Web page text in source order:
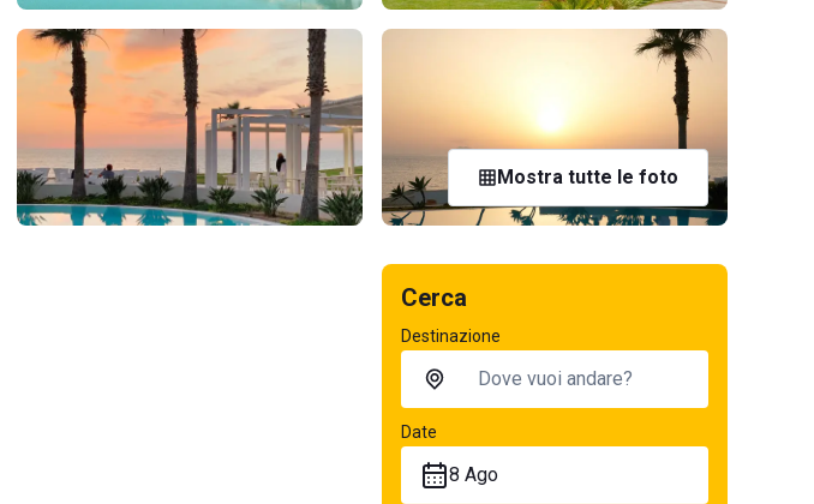
Mostra tutte le foto
Cerca
Destinazione
Date
8 Ago